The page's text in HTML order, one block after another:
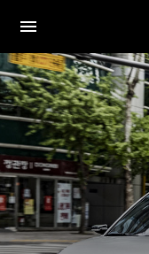
전체
메뉴